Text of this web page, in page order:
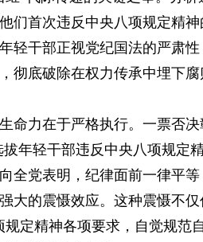
们首次违反中央八项规定精
轻干部正视党纪国法的严肃
彻底破除在权力传承中埋下腐
命力在于严格执行。一票否
年轻干部违反中央八项规
全党表明，纪律面前一律平
大的震慑效应。这种震慑不
定精神各项要求，自觉规